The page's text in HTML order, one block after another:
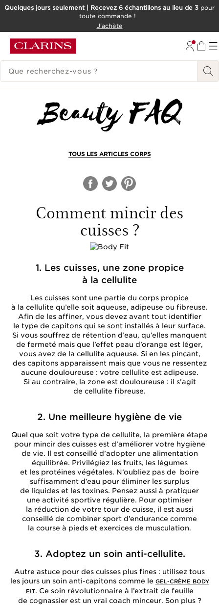
ALLER AU CONTENU
Quelques jours seulement | Recevez 6 échantillons au lieu de 3 pour
toute commande !
J'achète
HISTORIQUE DES RECHERCHES
TOUS LES ARTICLES CORPS
Comment mincir des
cuisses ?
1. Les cuisses, une zone propice
à la cellulite
Les cuisses sont une partie du corps propice
à la cellulite qu’elle soit aqueuse, adipeuse ou fibreuse.
Afin de les affiner, vous devez avant tout identifier
le type de capitons qui se sont installés à leur surface.
Si vous souffrez de rétention d’eau, qu’elles manquent
de fermeté mais que l’effet peau d’orange est léger,
vous avez de la cellulite aqueuse. Si en les pinçant,
des capitons apparaissent mais que vous ne ressentez
aucune douloureuse : votre cellulite est adipeuse.
Si au contraire, la zone est douloureuse : il s’agit
de cellulite fibreuse.
2. Une meilleure hygiène de vie
Quel que soit votre type de cellulite, la première étape
pour mincir des cuisses est d’améliorer votre hygiène
de vie. Il est conseillé d’adopter une alimentation
équilibrée. Privilégiez les fruits, les légumes
et les protéines végétales. N’oubliez pas de boire
suffisamment d’eau pour éliminer les surplus
de liquides et les toxines. Pensez aussi à pratiquer
une activité sportive régulière. Pour optimiser
la réduction de votre tour de cuisse, il est aussi
conseillé de combiner sport d’endurance comme
la course à pieds et exercices de musculation.
3. Adoptez un soin anti-cellulite.
Autre astuce pour des cuisses plus fines : utilisez tous
les jours un soin anti-capitons comme le GEL-CRÈME BODY
FIT. Ce soin révolutionnaire à l’extrait de feuille
de cognassier est un vrai coach minceur. Son plus ?